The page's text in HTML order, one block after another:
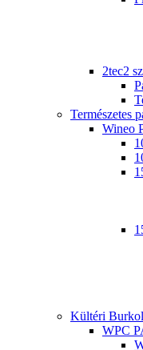
2tec2
Természetes
Wineo
Kültéri
WPC